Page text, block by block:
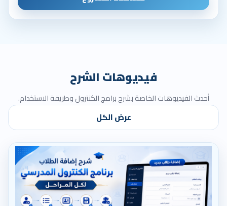
فيديوهات الشرح
أحدث الفيديوهات الخاصة بشرح برامج الكنترول وطريقة الاستخدام.
عرض الكل